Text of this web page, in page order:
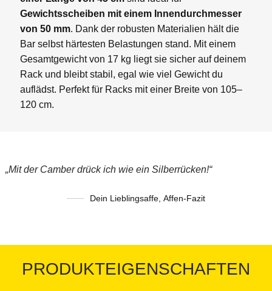
Gewichtsscheiben mit einem Innendurchmesser
von 50 mm. Dank der robusten Materialien hält die
Bar selbst härtesten Belastungen stand. Mit einem
Gesamtgewicht von 17 kg liegt sie sicher auf deinem
Rack und bleibt stabil, egal wie viel Gewicht du
auflädst. Perfekt für Racks mit einer Breite von 105–
120 cm.
„Mit der Camber drück ich wie ein Silberrücken!“
Dein Lieblingsaffe Affen-Fazit
PRODUKTEIGENSCHAFTEN